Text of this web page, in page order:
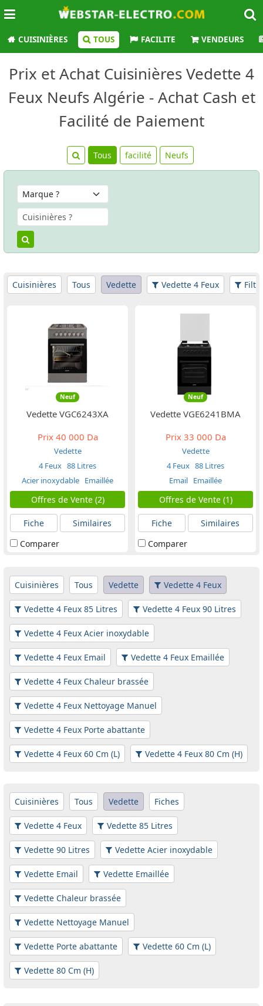
CUISINIÈRES TOUS FACILITE VENDEURS
Prix et Achat Cuisinières Vedette 4
Feux Neufs Algérie - Achat Cash et
Facilité de Paiement
Tous facilité Neufs
Cuisinières Tous Vedette Vedette 4 Feux
Neuf
Vedette VGC6243XA
Prix40 000 Da
Vedette
4 Feux 88 Litres
Acier inoxydable Emaillée
Offres de Vente (2)
Fiche
Similaires
Comparer
Neuf
Vedette VGE6241BMA
Prix33 000 Da
Vedette
4 Feux 88 Litres
Email Emaillée
Offres de Vente (1)
Fiche
Similaires
Comparer
Cuisinières Tous Vedette Vedette 4 Feux
Vedette 4 Feux 85 Litres Vedette 4 Feux 90 Litres
Vedette 4 Feux Acier inoxydable
Vedette 4 Feux Email Vedette 4 Feux Emaillée
Vedette 4 Feux Chaleur brassée
Vedette 4 Feux Nettoyage Manuel
Vedette 4 Feux Porte abattante
Vedette 4 Feux 60 Cm (L) Vedette 4 Feux 80 Cm (H)
Cuisinières Tous Vedette Fiches
Vedette 4 Feux Vedette 85 Litres
Vedette 90 Litres Vedette Acier inoxydable
Vedette Email Vedette Emaillée
Vedette Chaleur brassée
Vedette Nettoyage Manuel
Vedette Porte abattante Vedette 60 Cm (L)
Vedette 80 Cm (H)